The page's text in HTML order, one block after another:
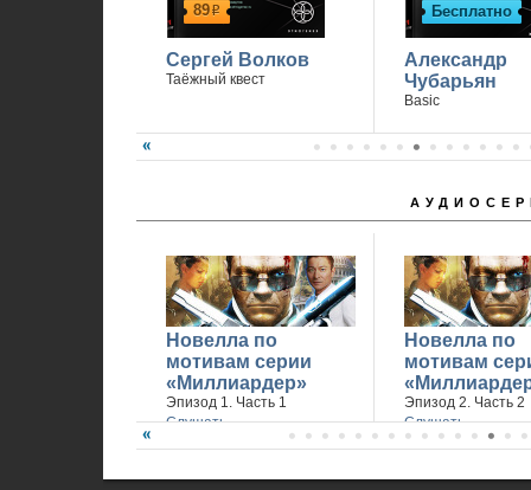
89р
Сергей Волков
Таёжный квест
Бесплатно
Александр
Чубарьян
Basic
Новелла по
мотивам серии
«Миллиардер»
Эпизод 1. Часть 1
Слушать
Новелла по
мотивам
Эпизод 2. Часть 2
Слушать